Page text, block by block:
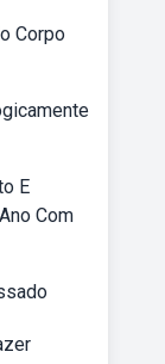
Corpo
E
Com